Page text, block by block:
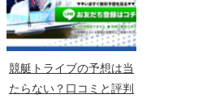
競艇トライブの予想は当
たらない？口コミと評判